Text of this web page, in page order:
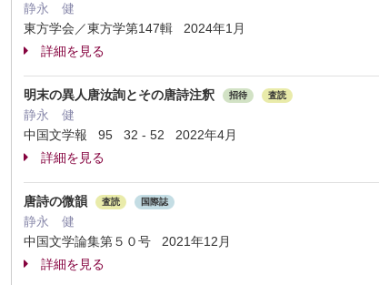
静永 健
東方学会／東方学第147輯 2024年1月
詳細を見る
明末の異人唐汝詢とその唐詩注釈 招待 査読
静永 健
中国文学報 95 32 - 52 2022年4月
詳細を見る
唐詩の微韻 査読 国際誌
静永 健
中国文学論集第５０号 2021年12月
詳細を見る